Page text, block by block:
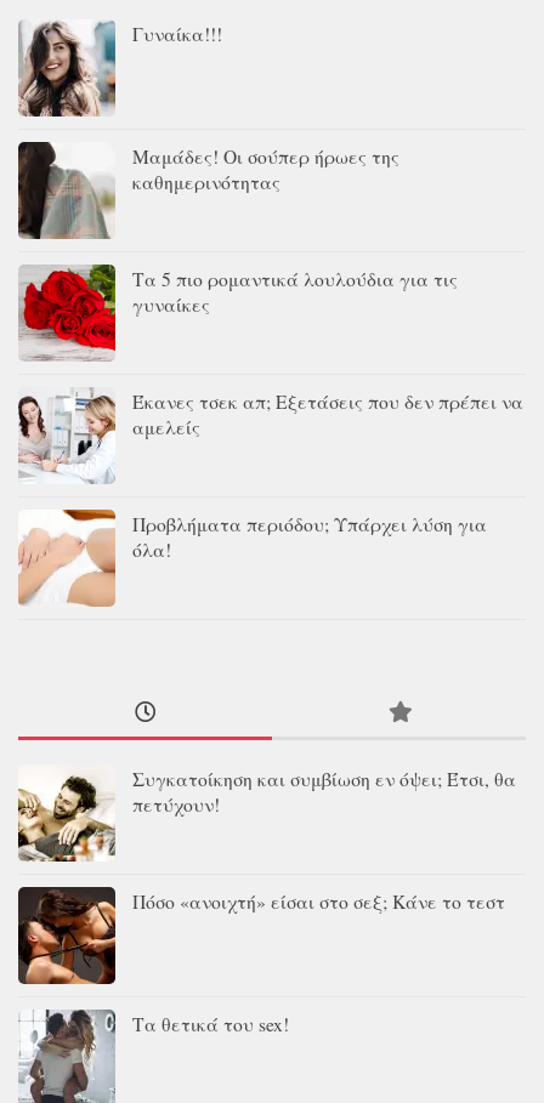
Γυναίκα!!!
Μαμάδες! Οι σούπερ ήρωες της
καθημερινότητας
Τα 5 πιο ρομαντικά λουλούδια για τις
γυναίκες
Έκανες τσεκ απ; Εξετάσεις που δεν πρέπει να
αμελείς
Προβλήματα περιόδου; Υπάρχει λύση για
όλα!
Συγκατοίκηση και συμβίωση εν όψει; Έτσι, θα
πετύχουν!
Πόσο «ανοιχτή» είσαι στο σεξ; Κάνε το τεστ
Τα θετικά του sex!